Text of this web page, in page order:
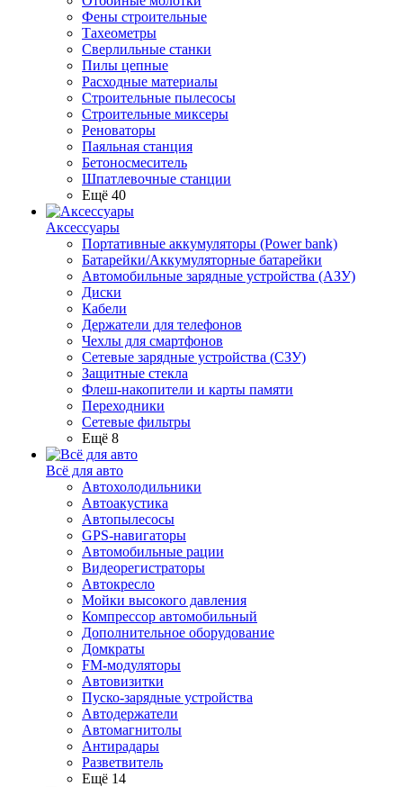
Фены строительные
Тахеометры
Сверлильные станки
Пилы цепные
Расходные материалы
Строительные пылесосы
Строительные миксеры
Реноваторы
Паяльная станция
Бетоносмеситель
Шпатлевочные станции
Ещё 40
Аксессуары
Портативные аккумуляторы (Power bank)
Батарейки/Аккумуляторные батарейки
Автомобильные зарядные устройства (АЗУ)
Диски
Кабели
Держатели для телефонов
Чехлы для смартфонов
Сетевые зарядные устройства (СЗУ)
Защитные стекла
Флеш-накопители и карты памяти
Переходники
Сетевые фильтры
Ещё 8
Всё для авто
Автохолодильники
Автоакустика
Автопылесосы
GPS-навигаторы
Автомобильные рации
Видеорегистраторы
Автокресло
Мойки высокого давления
Компрессор автомобильный
Дополнительное оборудование
Домкраты
FM-модуляторы
Автовизитки
Пуско-зарядные устройства
Автодержатели
Автомагнитолы
Антирадары
Разветвитель
Ещё 14